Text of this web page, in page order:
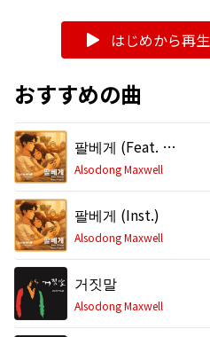
はじめから再生
おすすめの曲
팔베게 (Feat. 유솔)
Alsodong Maxwell
팔베게 (Inst.)
Alsodong Maxwell
거짓말
Alsodong Maxwell